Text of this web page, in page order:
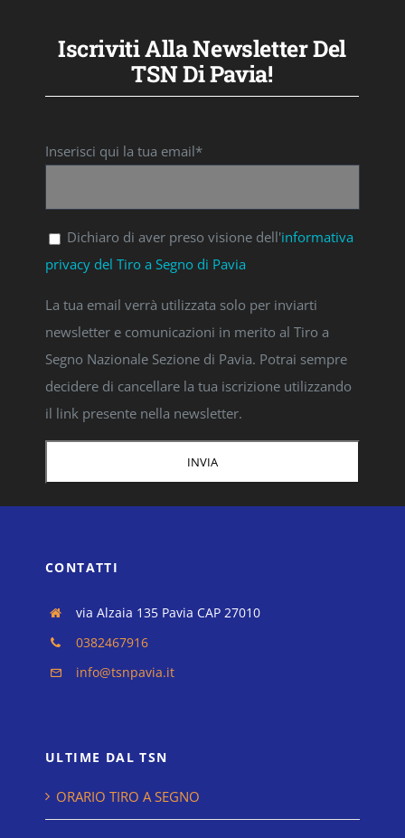
Iscriviti Alla Newsletter Del
TSN Di Pavia!
Inserisci qui la tua email*
Dichiaro di aver preso visione dell'informativa
privacy del Tiro a Segno di Pavia
La tua email verrà utilizzata solo per inviarti
newsletter e comunicazioni in merito al Tiro a
Segno Nazionale Sezione di Pavia. Potrai sempre
decidere di cancellare la tua iscrizione utilizzando
il link presente nella newsletter.
CONTATTI
via Alzaia 135 Pavia CAP 27010
0382467916
info@tsnpavia.it
ULTIME DAL TSN
ORARIO TIRO A SEGNO